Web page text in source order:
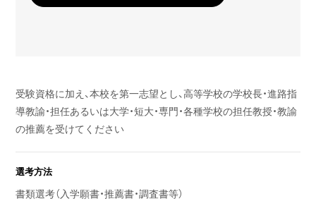
受験資格に加え、本校を第一志望とし、高等学校の学校長・進路指
導教諭・担任あるいは大学・短大・専門・各種学校の担任教授・教諭
の推薦を受けてください
選考方法
書類選考（入学願書・推薦書・調査書等）